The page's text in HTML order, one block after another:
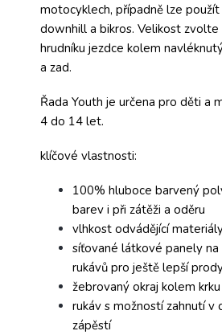
motocyklech, případně lze
downhill a bikros. Velikost
hrudníku jezdce kolem
a zad.
Řada Youth je určena pro děti a
4 do 14 let.
klíčové vlastnosti:
100% hluboce barvený
barev i při zátěži a oděru
vlhkost odvádějící
síťované látkové panely
rukávů pro ještě lepší
žebrovaný okraj kolem
rukáv s možností zahnutí v
zápěstí